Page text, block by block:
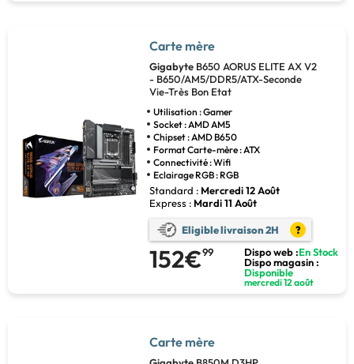
Carte mère
Gigabyte B650 AORUS ELITE AX V2
- B650/AM5/DDR5/ATX-Seconde
Vie-Très Bon Etat
Utilisation : Gamer
Socket : AMD AM5
Chipset : AMD B650
Format Carte-mère : ATX
Connectivité : Wifi
Eclairage RGB : RGB
Standard : Mercredi 12 Août
Express : Mardi 11 Août
Eligible livraison 2H ?
152€99 Dispo web :En Stock
Dispo magasin :
Disponible
mercredi 12 août
Carte mère